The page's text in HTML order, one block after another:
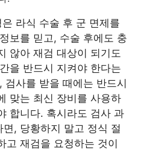
라식 수술 후 군 면제를
보를 믿고, 수술 후에도 충
않아 재검 대상이 되기도
을 반드시 지켜야 한다는
검사를 받을 때에는 반드시
맞는 최신 장비를 사용하
합니다. 혹시라도 검사 과
, 당황하지 말고 정식 절
고 재검을 요청하는 것이